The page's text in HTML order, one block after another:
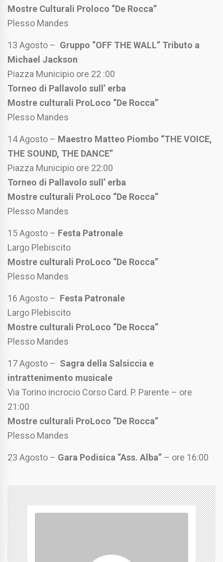
Mostre Culturali Proloco “De Rocca”
Plesso Mandes
13 Agosto – Gruppo “OFF THE WALL” Tributo a
Michael Jackson
Piazza Municipio ore 22 :00
Torneo di Pallavolo sull’ erba
Mostre culturali ProLoco “De Rocca”
Plesso Mandes
14 Agosto – Maestro Matteo Piombo “THE VOICE,
THE SOUND, THE DANCE”
Piazza Municipio ore 22:00
Torneo di Pallavolo sull’ erba
Mostre culturali ProLoco “De Rocca”
Plesso Mandes
15 Agosto – Festa Patronale
Largo Plebiscito
Mostre culturali ProLoco “De Rocca”
Plesso Mandes
16 Agosto – Festa Patronale
Largo Plebiscito
Mostre culturali ProLoco “De Rocca”
Plesso Mandes
17 Agosto – Sagra della Salsiccia e
intrattenimento musicale
Via Torino incrocio Corso Card. P. Parente – ore
21:00
Mostre culturali ProLoco “De Rocca”
Plesso Mandes
23 Agosto – Gara Podisica “Ass. Alba” – ore 16:00